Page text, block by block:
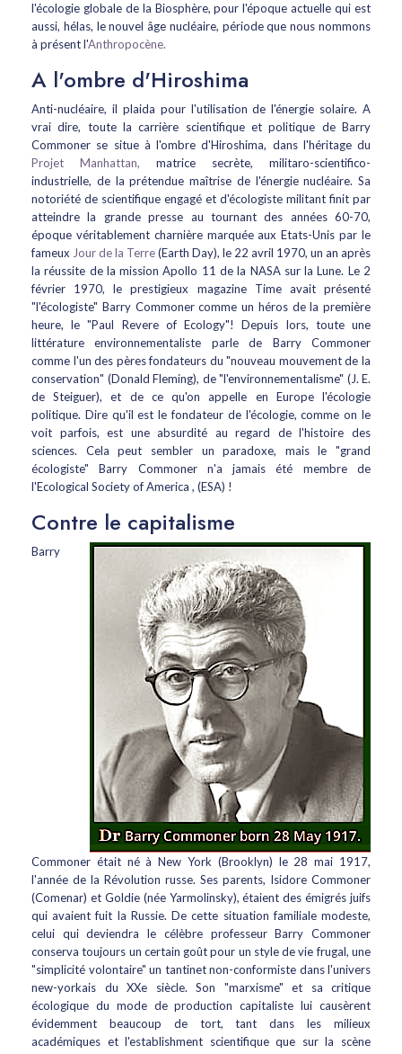
l'écologie globale de la Biosphère, pour l'époque actuelle qui est
aussi, hélas, le nouvel âge nucléaire, période que nous nommons
à présent l'Anthropocène.
A l'ombre d'Hiroshima
Anti-nucléaire, il plaida pour l'utilisation de l'énergie solaire. A
vrai dire, toute la carrière scientifique et politique de Barry
Commoner se situe à l'ombre d'Hiroshima, dans l'héritage du
Projet Manhattan, matrice secrète, militaro-scientifico-
industrielle, de la prétendue maîtrise de l'énergie nucléaire. Sa
notoriété de scientifique engagé et d'écologiste militant finit par
atteindre la grande presse au tournant des années 60-70,
époque véritablement charnière marquée aux Etats-Unis par le
fameux Jour de la Terre(Earth Day), le 22 avril 1970, un an après
la réussite de la mission Apollo 11 de la NASA sur la Lune. Le 2
février 1970, le prestigieux magazine Time avait présenté
"l'écologiste" Barry Commoner comme un héros de la première
heure, le "Paul Revere of Ecology"! Depuis lors, toute une
littérature environnementaliste parle de Barry Commoner
comme l'un des pères fondateurs du "nouveau mouvement de la
conservation" (Donald Fleming), de "l'environnementalisme" (J. E.
de Steiguer), et de ce qu'on appelle en Europe l'écologie
politique. Dire qu'il est le fondateur de l'écologie, comme on le
voit parfois, est une absurdité au regard de l'histoire des
sciences. Cela peut sembler un paradoxe, mais le "grand
écologiste" Barry Commoner n'a jamais été membre de
l'Ecological Society of America , (ESA) !
Contre le capitalisme
Barry
Commoner était né à New York (Brooklyn) le 28 mai 1917,
l'année de la Révolution russe. Ses parents, Isidore Commoner
(Comenar) et Goldie (née Yarmolinsky), étaient des émigrés juifs
qui avaient fuit la Russie. De cette situation familiale modeste,
celui qui deviendra le célèbre professeur Barry Commoner
conserva toujours un certain goût pour un style de vie frugal, une
"simplicité volontaire" un tantinet non-conformiste dans l'univers
new-yorkais du XXe siècle. Son "marxisme" et sa critique
écologique du mode de production capitaliste lui causèrent
évidemment beaucoup de tort, tant dans les milieux
académiques et l'establishment scientifique que sur la scène